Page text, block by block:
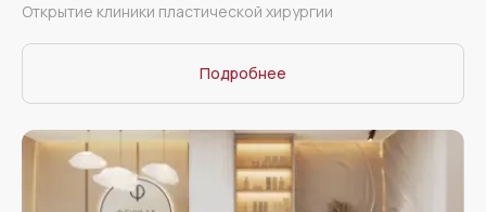
Открытие клиники пластической хирургии
Подробнее